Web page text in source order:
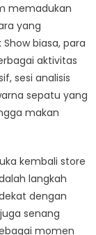
memadukan
yang
biasa, para
aktivitas
sesi analisis
sepatu yang
makan
kembali store
langkah
dengan
senang
momen